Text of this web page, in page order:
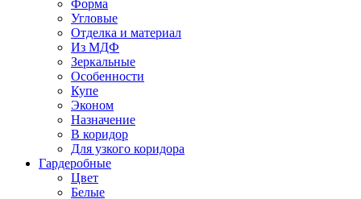
Форма
Угловые
Отделка и материал
Из МДФ
Зеркальные
Особенности
Купе
Эконом
Назначение
В коридор
Для узкого коридора
Гардеробные
Цвет
Белые